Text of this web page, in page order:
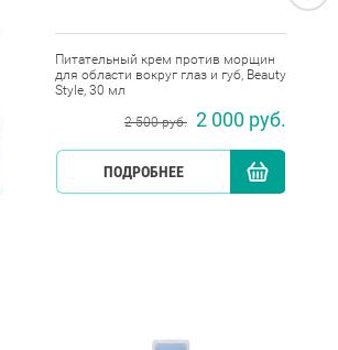
КУПИТЬ
Питательный крем против морщин
для области вокруг глаз и губ, Beauty
Style, 30 мл
2 500 руб. 2 000 руб.
ПОДРОБНЕЕ